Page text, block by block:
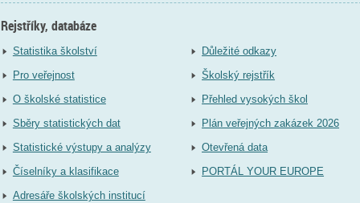
Rejstříky, databáze
Statistika školství
Pro veřejnost
O školské statistice
Sběry statistických dat
Statistické výstupy a analýzy
Číselníky a klasifikace
Adresáře školských institucí
Důležité odkazy
Školský rejstřík
Přehled vysokých škol
Plán veřejných zakázek 2026
Otevřená data
PORTÁL YOUR EUROPE